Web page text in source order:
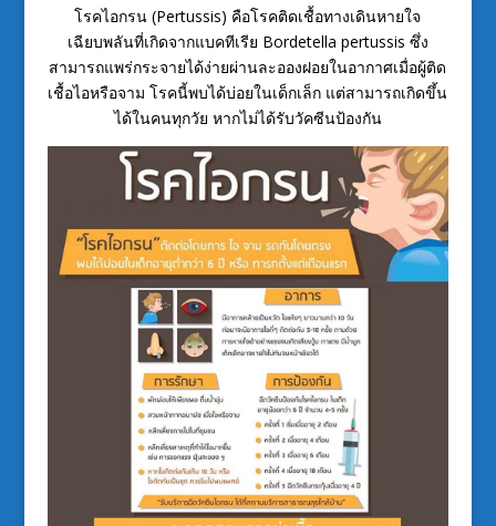
โรคไอกรน (Pertussis) คือโรคติดเชื้อทางเดินหายใจ
เฉียบพลันที่เกิดจากแบคทีเรีย Bordetella pertussis ซึ่ง
สามารถแพร่กระจายได้ง่ายผ่านละอองฝอยในอากาศเมื่อผู้ติด
เชื้อไอหรือจาม โรคนี้พบได้บ่อยในเด็กเล็ก แต่สามารถเกิดขึ้น
ได้ในคนทุกวัย หากไม่ได้รับวัคซีนป้องกัน